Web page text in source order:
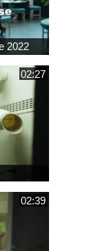
2022
02:27
02:39